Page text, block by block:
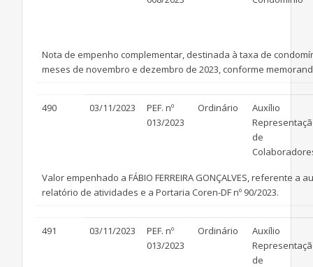
Nota de empenho complementar, destinada à taxa de
meses de novembro e dezembro de 2023, conforme
490 03/11/2023
PEF. nº
013/2023
Ordinário
Auxílio
de
Valor empenhado a FÁBIO FERREIRA GONÇALVES, referente
relatório de atividades e a Portaria Coren-DF nº 90/2023.
491 03/11/2023
PEF. nº
013/2023
Ordinário
Auxílio
de